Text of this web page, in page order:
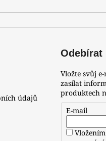
údajů
Odebírat
Vložte svůj
zasílat
produktech
E-mail